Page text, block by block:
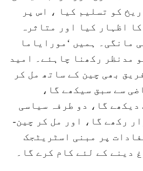
کو تسلیم کیا ، اس پر
اظہار کیا اور متاثرہ
مانگی۔ ہمیں ‘مورایاما
مدنظر رکھنا چاہئے۔ امید
بھی چین کے ساتھ مل کر
سے سبق سیکھے گا،
دیکھے گا، دو طرفہ سیاسی
رکھے گا، اور مل کر چین-
پر مبنی اسٹریٹجک
دینے کے لئے کام کرے گا۔